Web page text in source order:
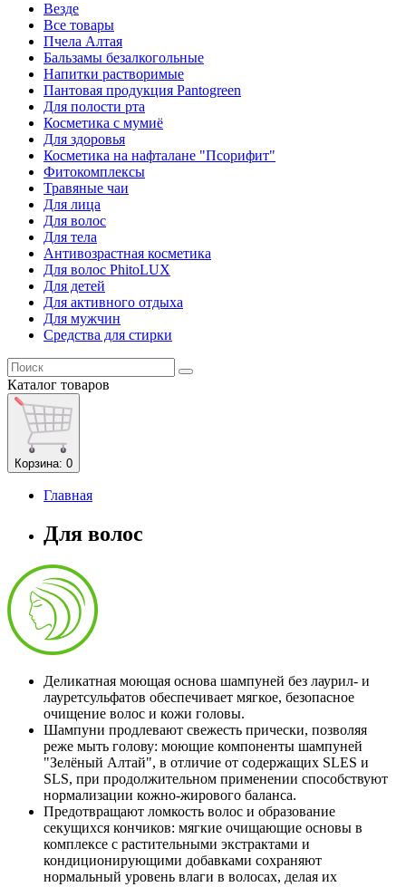
Везде
Все товары
Пчела Алтая
Бальзамы безалкогольные
Напитки растворимые
Пантовая продукция Pantogreen
Для полости рта
Косметика с мумиё
Для здоровья
Косметика на нафталане "Псорифит"
Фитокомплексы
Травяные чаи
Для лица
Для волос
Для тела
Антивозрастная косметика
Для волос PhitoLUX
Для детей
Для активного отдыха
Для мужчин
Средства для стирки
Каталог товаров
Корзина: 0
Главная
Для волос
Деликатная моющая основа шампуней без лаурил- и
лауретсульфатов обеспечивает мягкое, безопасное
очищение волос и кожи головы.
Шампуни продлевают свежесть прически, позволяя
реже мыть голову: моющие компоненты шампуней
"Зелёный Алтай", в отличие от содержащих SLES и
SLS, при продолжительном применении способствуют
нормализации кожно-жирового баланса.
Предотвращают ломкость волос и образование
секущихся кончиков: мягкие очищающие основы в
комплексе с растительными экстрактами и
кондиционирующими добавками сохраняют
нормальный уровень влаги в волосах, делая их